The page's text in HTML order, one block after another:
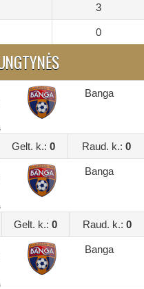
3
0
Banga
Gelt. k.: 0 Raud. k.: 0
Banga
Gelt. k.: 0 Raud. k.: 0
Banga